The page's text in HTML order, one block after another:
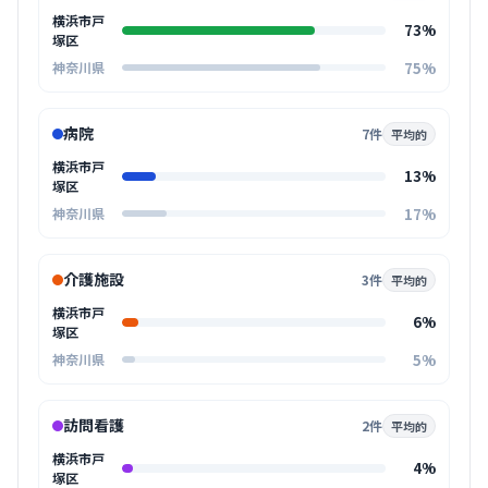
横浜市戸
塚区
73%
神奈川県 75%
病院 7件 平均的
横浜市戸
塚区
13%
神奈川県 17%
介護施設 3件 平均的
横浜市戸
塚区
6%
神奈川県 5%
訪問看護 2件 平均的
横浜市戸
塚区
4%